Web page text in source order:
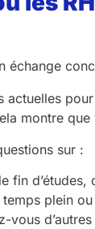
actuelles
montre
sur :
fin
plein